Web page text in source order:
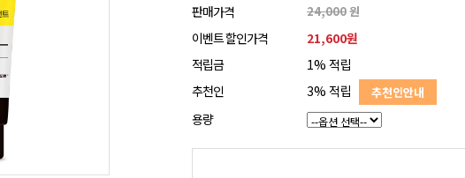
판매가격 24,000원
이벤트 할인가격
21,600원
적립금
1% 적립
추천인
3% 적립 추천인안내
용량